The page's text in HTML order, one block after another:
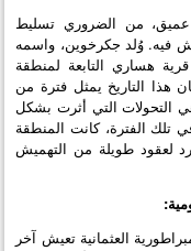
من الضروري تسليط
فيه. وُلد جكرخوين، واسمه
شيخموس حسن، في عام 1903 في قرية هساري التابعة لمنطقة
هذا التاريخ يمثل فترة من
التحولات التي أثرت بشكل
تلك الفترة، كانت المنطقة
لعقود طويلة من التهميش
العثمانية تعيش آخر